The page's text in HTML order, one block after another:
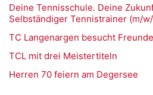
Deine Tennisschule. Deine
Selbständiger Tennistrainer (m/
TC Langenargen besucht
TCL mit drei Meistertiteln
Herren 70 feiern am Degersee